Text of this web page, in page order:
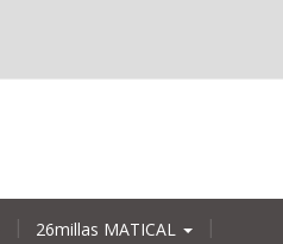
26millas MATICAL